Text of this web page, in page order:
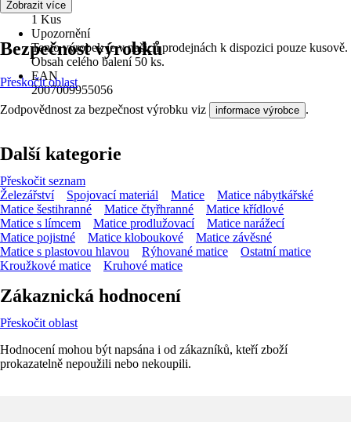
Obsah
1 Kus
Upozornění
Tento výrobek je v našich prodejnách k dispozici pouze kusově.
Obsah celého balení 50 ks.
EAN
2007009955056
Zobrazit více
Bezpečnost výrobků
Přeskočit oblast
Zodpovědnost za bezpečnost výrobku viz informace výrobce .
Další kategorie
Přeskočit seznam
Železářství
Spojovací materiál Matice
Matice nábytkářské
Matice šestihranné
Matice čtyřhranné
Matice křídlové
Matice s límcem
Matice prodlužovací
Matice narážecí
Matice pojistné
Matice kloboukové
Matice závěsné
Matice s plastovou hlavou
Rýhované matice
Ostatní matice
Kroužkové matice
Kruhové matice
Zákaznická hodnocení
Přeskočit oblast
Hodnocení mohou být napsána i od zákazníků, kteří zboží
prokazatelně nepoužili nebo nekoupili.